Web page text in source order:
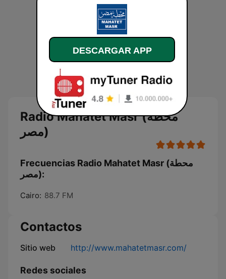
Radio Mahatet Masr (محطة
مصر)
Frecuencias Radio Mahatet Masr (محطة
مصر):
Cairo: 88.7 FM
Contactos
Sitio web http://www.mahatetmasr.com/
Redes sociales
DESCARGAR APP